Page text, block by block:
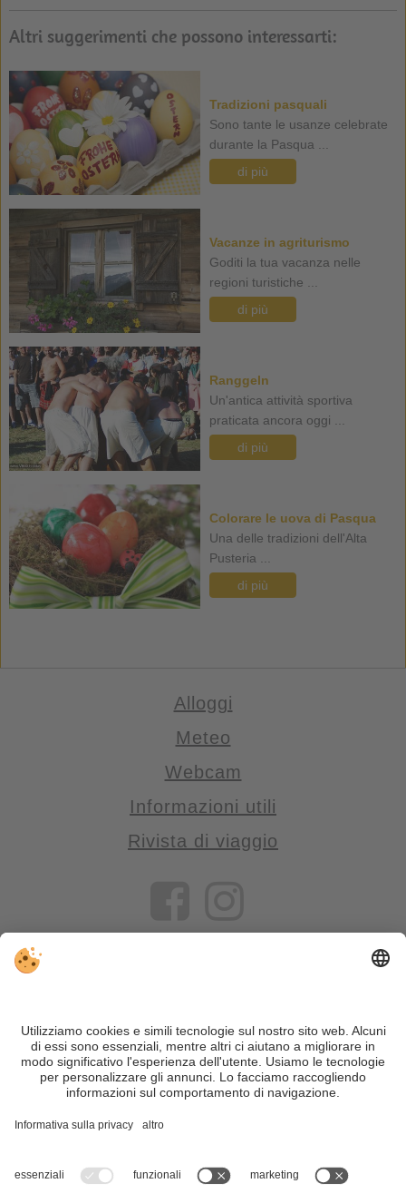
Altri suggerimenti che possono interessarti:
Tradizioni pasquali
Sono tante le usanze celebrate
durante la Pasqua ...
di più
Vacanze in agriturismo
Goditi la tua vacanza nelle
regioni turistiche ...
di più
Ranggeln
Un'antica attività sportiva
praticata ancora oggi ...
di più
Colorare le uova di Pasqua
Una delle tradizioni dell'Alta
Pusteria ...
di più
Alloggi
Meteo
Webcam
Informazioni utili
Rivista di viaggio
VIVOSüdtirol è il portale di viaggio per chi desidera vivere il
Trentino Alto Adige davvero – con consigli autentici, alloggi e
offerte su misura.
Nonostante il lavoro accurato e il costante aggiornamento dei
motivi di sicurezza, si prega di verificare chiedendo